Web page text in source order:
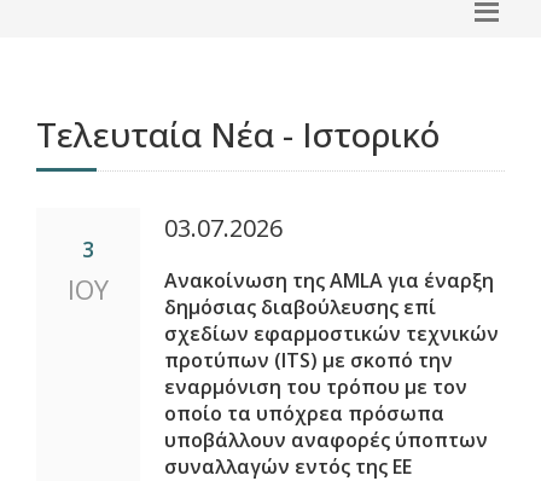
Τελευταία Νέα - Ιστορικό
3
ΙΟΥ
03.07.2026
Ανακοίνωση της AMLA για έναρξη
δημόσιας διαβούλευσης επί
σχεδίων εφαρμοστικών τεχνικών
προτύπων (ITS) με σκοπό την
εναρμόνιση του τρόπου με τον
οποίο τα υπόχρεα πρόσωπα
υποβάλλουν αναφορές ύποπτων
συναλλαγών εντός της ΕΕ